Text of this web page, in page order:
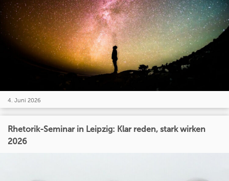
4. Juni 2026
Rhetorik-Seminar in Leipzig: Klar reden, stark wirken
2026